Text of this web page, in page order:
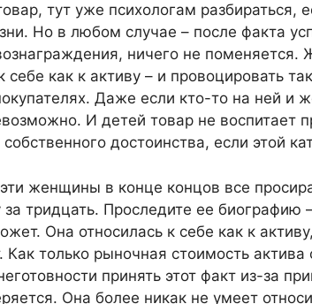
тут уже психологам
Но в любом случае – после факта
ничего не
себе как к активу – и провоцировать
Даже если кто-то на ней и
И детей товар не воспитает
собственного достоинства, если этой
женщины в конце концов все
тридцать. Проследите ее биографию
Она относилась к себе как к
Как только рыночная стоимость
принять этот факт из-за
Она более никак не умеет